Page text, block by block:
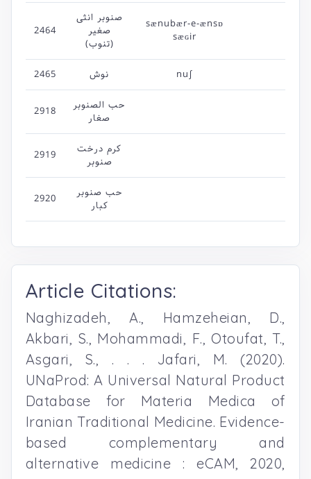
2464
صنوبر انثی
صغیر
(تنوب)
sænubær-e-ænsɒ
sæɢir
2465 نوش nu∫
2918
حب الصنوبر
صغار
2919
کرم درخت
صنوبر
2920
حب صنوبر
کبار
Article Citations:
Naghizadeh, A., Hamzeheian, D.,
Akbari, S., Mohammadi, F., Otoufat, T.,
Asgari, S., . . . Jafari, M. (2020).
UNaProd: A Universal Natural Product
Database for Materia Medica of
Iranian Traditional Medicine. Evidence-
based complementary and
alternative medicine : eCAM, 2020,